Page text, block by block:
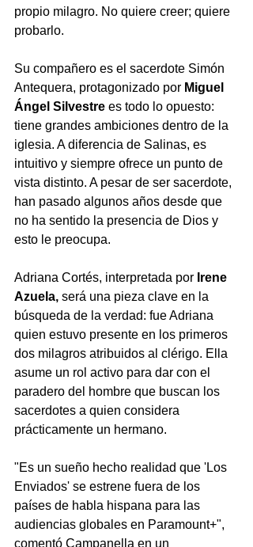
propio milagro. No quiere creer; quiere
probarlo.
Su compañero es el sacerdote Simón
Antequera, protagonizado por Miguel
Ángel Silvestre es todo lo opuesto:
tiene grandes ambiciones dentro de la
iglesia. A diferencia de Salinas, es
intuitivo y siempre ofrece un punto de
vista distinto. A pesar de ser sacerdote,
han pasado algunos años desde que
no ha sentido la presencia de Dios y
esto le preocupa.
Adriana Cortés, interpretada por Irene
Azuela, será una pieza clave en la
búsqueda de la verdad: fue Adriana
quien estuvo presente en los primeros
dos milagros atribuidos al clérigo. Ella
asume un rol activo para dar con el
paradero del hombre que buscan los
sacerdotes a quien considera
prácticamente un hermano.
"Es un sueño hecho realidad que 'Los
Enviados' se estrene fuera de los
países de habla hispana para las
audiencias globales en Paramount+",
comentó Campanella en un